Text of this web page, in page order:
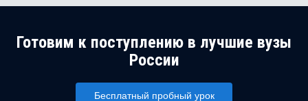
Готовим к поступлению в лучшие вузы
России
Бесплатный пробный урок